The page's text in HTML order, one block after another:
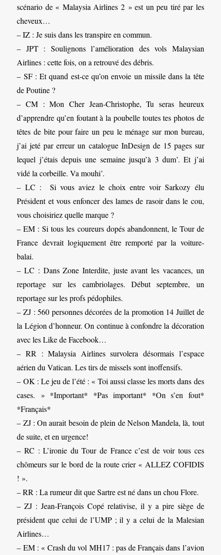
scénario de « Malaysia Airlines 2 » est un peu tiré par les
cheveux…
– IZ : Je suis dans les transpire en commun.
– JPT : Soulignons l’amélioration des vols Malaysian
Airlines : cette fois, on a retrouvé des débris.
– SF : Et quand est-ce qu’on envoie un missile dans la tête
de Poutine ?
– CM : Mon Cher Jean-Christophe, Tu seras heureux
d’apprendre qu’en foutant à la poubelle toutes tes photos de
têtes de bite pour faire un peu le ménage sur mon bureau,
j’ai jeté par erreur un catalogue InDesign de 15 pages sur
lequel j’étais depuis une semaine jusqu’à 3 dum’. Et j’ai
vidé la corbeille. Va mouhi’.
– LC : Si vous aviez le choix entre voir Sarkozy élu
Président et vous enfoncer des lames de rasoir dans le cou,
vous choisiriez quelle marque ?
– EM : Si tous les coureurs dopés abandonnent, le Tour de
France devrait logiquement être remporté par la voiture-
balai.
– LC : Dans Zone Interdite, juste avant les vacances, un
reportage sur les cambriolages. Début septembre, un
reportage sur les profs pédophiles.
– ZJ : 560 personnes décorées de la promotion 14 Juillet de
la Légion d’honneur. On continue à confondre la décoration
avec les Like de Facebook…
– RR : Malaysia Airlines survolera désormais l’espace
aérien du Vatican. Les tirs de missels sont inoffensifs.
– OK : Le jeu de l’été : « Toi aussi classe les morts dans des
cases. » *Important* *Pas important* *On s’en fout*
*Français*
– ZJ : On aurait besoin de plein de Nelson Mandela, là, tout
de suite, et en urgence!
– RC : L’ironie du Tour de France c’est de voir tous ces
chômeurs sur le bord de la route crier « ALLEZ COFIDIS
! ».
– RR : La rumeur dit que Sartre est né dans un chou Flore.
– ZJ : Jean-François Copé relativise, il y a pire siège de
président que celui de l’UMP ; il y a celui de la Malesian
Airlines…
– EM : « Crash du vol MH17 : pas de Français dans l’avion